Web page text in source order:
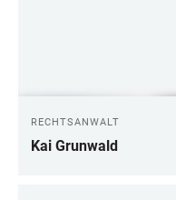
RECHTSANWALT
Kai Grunwald